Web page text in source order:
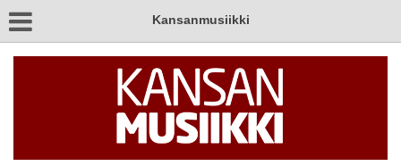
Kansanmusiikki